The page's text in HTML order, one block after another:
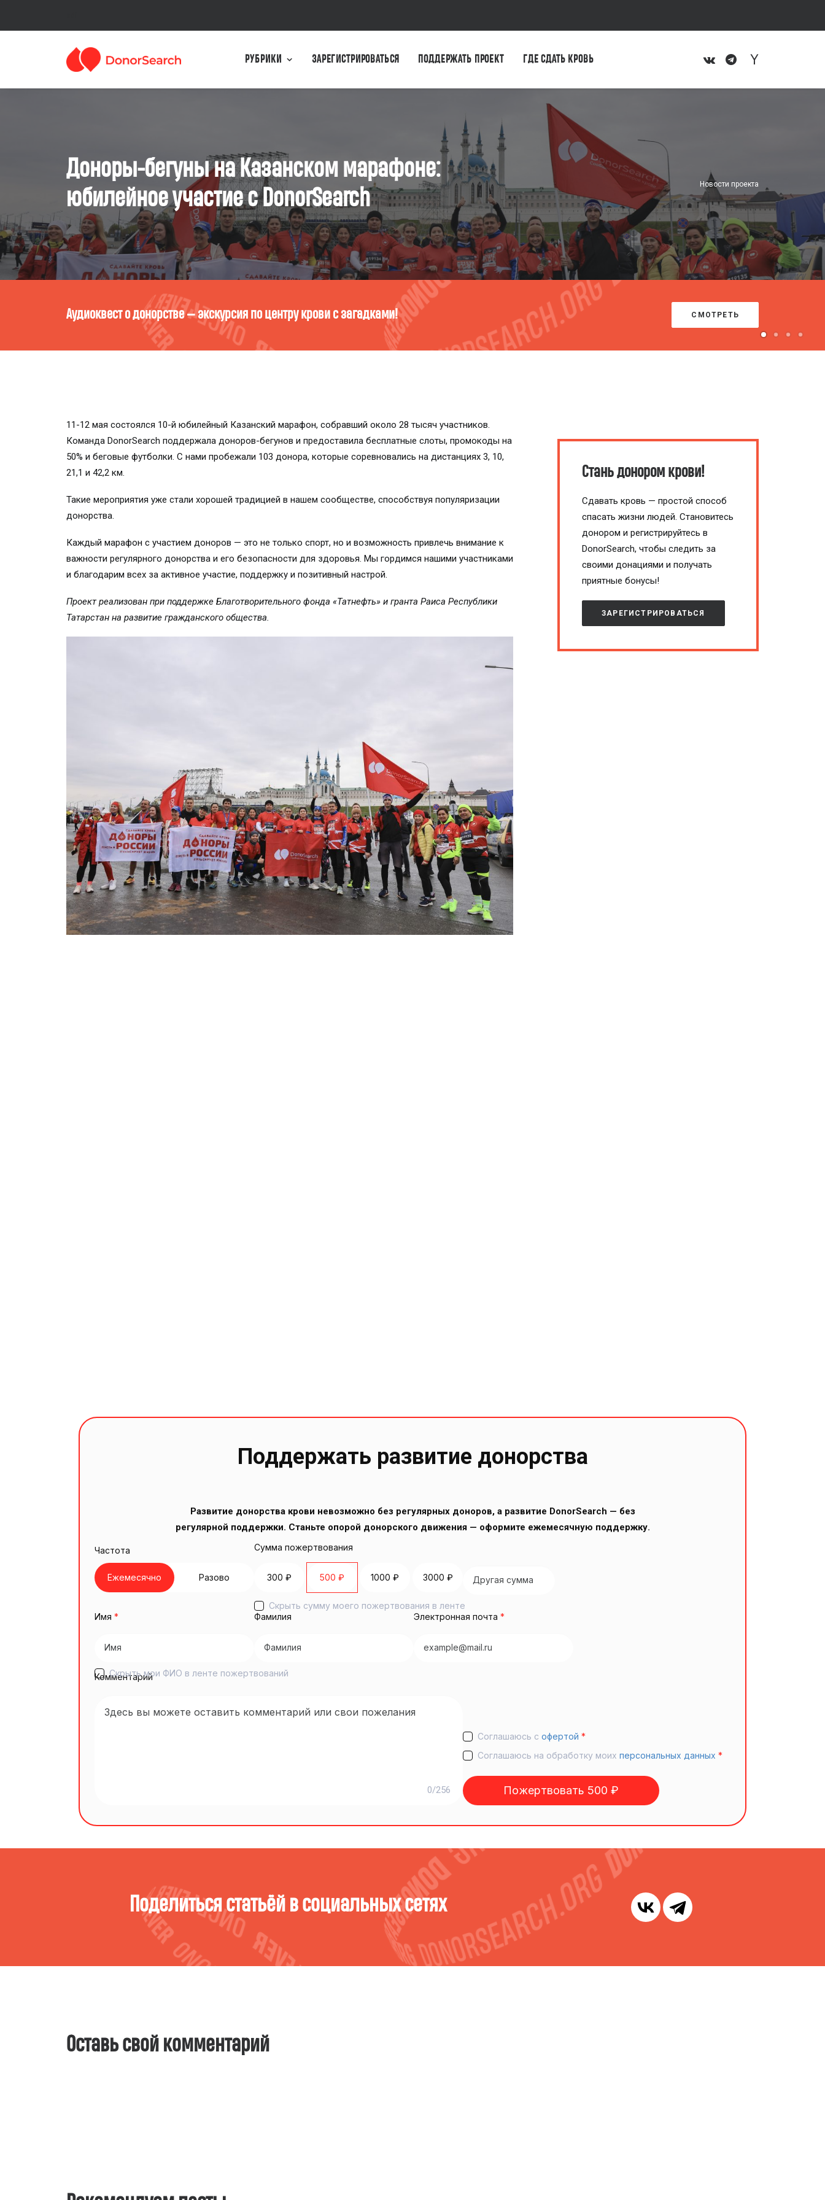
РУБРИКИ ЗАРЕГИСТРИРОВАТЬСЯ ПОДДЕРЖАТЬ ПРОЕКТ ГДЕ СДАТЬ КРОВЬ
Доноры-бегуны на Казанском марафоне:
юбилейное участие с DonorSearch
Новости проекта
Кто ты есть в мире компонентов крови? Пройди тест и узнай! ПРОЙТИ ТЕСТ
11-12 мая состоялся 10-й юбилейный Казанский марафон, собравший около 28 тысяч участников.
Команда DonorSearch поддержала доноров-бегунов и предоставила бесплатные слоты, промокоды на
50% и беговые футболки. С нами пробежали 103 донора, которые соревновались на дистанциях 3, 10,
21,1 и 42,2 км.
Такие мероприятия уже стали хорошей традицией в нашем сообществе, способствуя популяризации
донорства.
Каждый марафон с участием доноров — это не только спорт, но и возможность привлечь внимание к
важности регулярного донорства и его безопасности для здоровья. Мы гордимся нашими участниками
и благодарим всех за активное участие, поддержку и позитивный настрой.
Проект реализован при поддержке Благотворительного фонда «Татнефть» и гранта Раиса Республики
Татарстан на развитие гражданского общества.
Стань донором крови!
Сдавать кровь — простой способ
спасать жизни людей. Становитесь
донором и регистрируйтесь в
DonorSearch, чтобы следить за
своими донациями и получать
приятные бонусы!
ЗАРЕГИСТРИРОВАТЬСЯ
Поддержать развитие донорства
Развитие донорства крови невозможно без регулярных доноров, а развитие DonorSearch — без
регулярной поддержки. Станьте опорой донорского движения — оформите ежемесячную поддержку.
Частота
Ежемесячно Разово
Сумма пожертвования
300 ₽ 500 ₽ 1000 ₽ 3000 ₽
Скрыть сумму моего пожертвования в ленте
Имя * Фамилия Электронная почта *
Скрыть мои ФИО в ленте пожертвований
Комментарий
0/256
Соглашаюсь с офертой *
Соглашаюсь на обработку моих персональных данных *
Пожертвовать 500 ₽
Поделиться статьёй в социальных сетях
Оставь свой комментарий